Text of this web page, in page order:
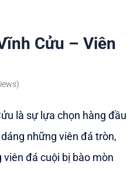
Cửu – Viên
là sự lựa chọn hàng đầu
những viên đá tròn,
đá cuội bị bào mòn